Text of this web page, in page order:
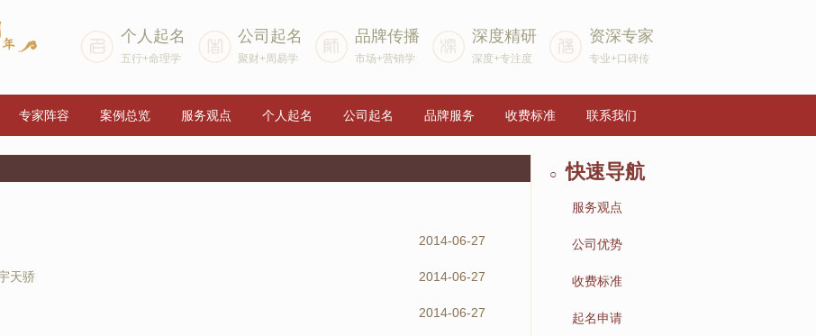
个人起名
五行+命理学
公司起名
聚财+周易学
品牌传播
市场+营销学
深度精研
深度+专注度
资深专家
专业+口碑传
专家阵容 案例总览 服务观点 个人起名 公司起名 品牌服务 收费标准 联系我们
2014-06-27
2014-06-27
天骄
2014-06-27
○ 快速导航
服务观点
▶
公司优势
▶
收费标准
▶
起名申请